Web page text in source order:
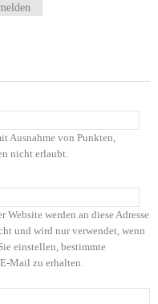
Ausnahme von Punkten,
nicht erlaubt.
werden an diese Adresse
und wird nur verwendet, wenn
einstellen, bestimmte
Mail zu erhalten.